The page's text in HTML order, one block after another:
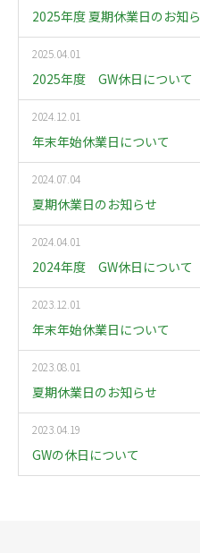
2025年度 夏期休業日のお知
2025.04.01
2025年度 GW休日について
2024.12.01
年末年始休業日について
2024.07.04
夏期休業日のお知らせ
2024.04.01
2024年度 GW休日について
2023.12.01
年末年始休業日について
2023.08.01
夏期休業日のお知らせ
2023.04.19
GWの休日について